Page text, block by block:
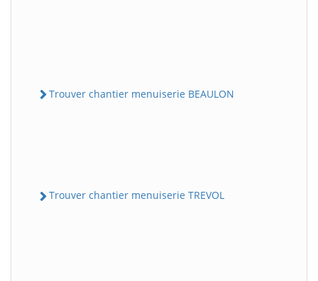
Trouver chantier menuiserie BEAULON
Trouver chantier menuiserie TREVOL